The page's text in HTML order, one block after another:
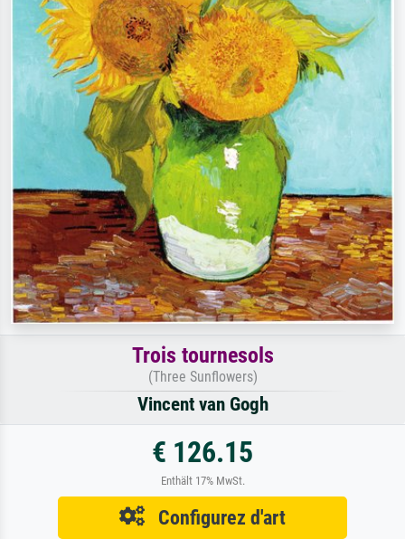
Trois tournesols
(Three Sunflowers)
Vincent van Gogh
€ 126.15
Enthält 17% MwSt.
Configurez d'art